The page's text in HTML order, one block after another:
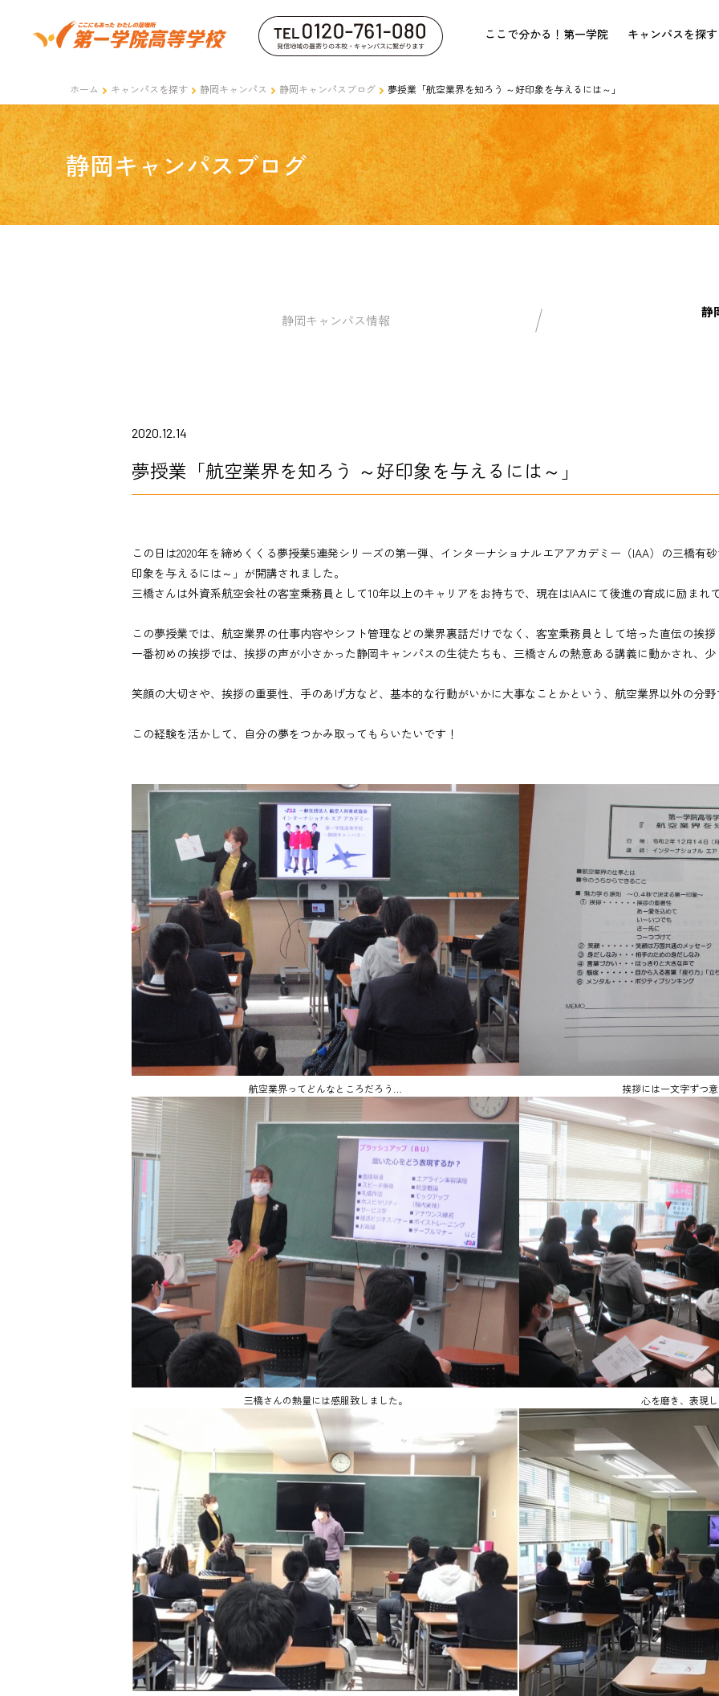
ここで分かる！第一学院 キャンパスを探す
ホーム キャンパスを探す 静岡キャンパス 静岡キャンパスブログ 夢授業「航空業界を知ろう ～好印象を与えるには～」
静岡キャンパスブログ
静岡キャンパス情報
静
2020.12.14
夢授業「航空業界を知ろう ～好印象を与えるには～」
この日は2020年を締めくくる夢授業5連発シリーズの第一弾、インターナショナルエアアカデミー（IAA）の三橋有
印象を与えるには～」が開講されました。
三橋さんは外資系航空会社の客室乗務員として10年以上のキャリアをお持ちで、現在はIAAにて後進の育成に励まれ
この夢授業では、航空業界の仕事内容やシフト管理などの業界裏話だけでなく、客室乗務員として培った直伝の挨
一番初めの挨拶では、挨拶の声が小さかった静岡キャンパスの生徒たちも、三橋さんの熱意ある講義に動かされ、
笑顔の大切さや、挨拶の重要性、手のあげ方など、基本的な行動がいかに大事なことかという、航空業界以外の分
この経験を活かして、自分の夢をつかみ取ってもらいたいです！
航空業界ってどんなところだろう… 挨拶には一文字ずつ
三橋さんの熱量には感服致しました。 心を磨き、表現